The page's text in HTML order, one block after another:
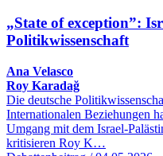
„State of exception”:
Politikwissenschaft
Ana Velasco
Roy Karadağ
Die deutsche
Internationalen Beziehungen
Umgang mit dem Israel-
kritisieren Roy K…